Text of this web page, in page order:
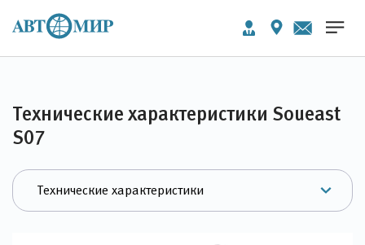
Технические характеристики Soueast
S07